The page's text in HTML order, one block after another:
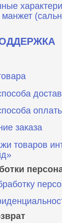
заказа
товаров